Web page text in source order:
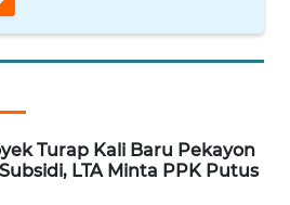
Turap Kali Baru Pekayon
LTA Minta PPK Putus